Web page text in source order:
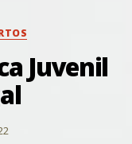
Juvenil